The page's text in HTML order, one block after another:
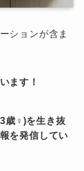
ションが含ま
ます！
歳♀)を生き抜
を発信してい